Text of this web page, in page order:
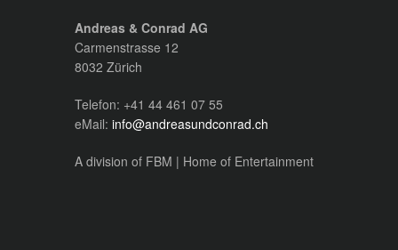
Andreas & Conrad AG
Carmenstrasse 12
8032 Zürich
Telefon: +41 44 461 07 55
eMail: info@andreasundconrad.ch
A division of FBM | Home of Entertainment